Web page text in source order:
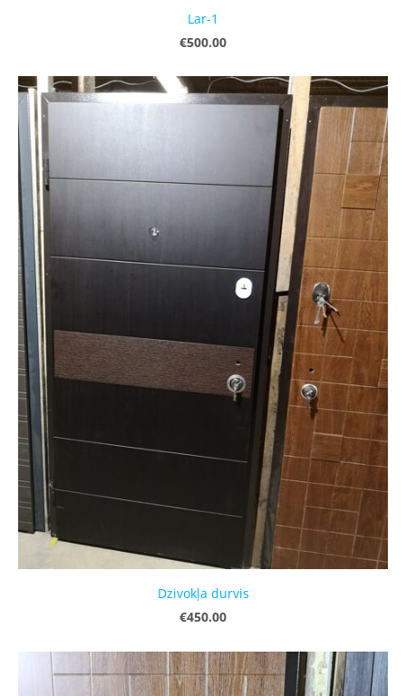
Lar-1
€500.00
Dzivokļa durvis
€450.00